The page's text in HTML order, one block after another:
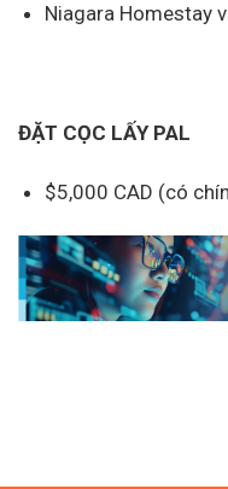
Niagara Homestay
ĐẶT CỌC LẤY PAL
$5,000 CAD (có